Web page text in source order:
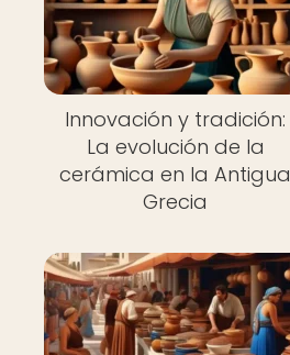
Innovación y tradición:
La evolución de la
cerámica en la Antigua
Grecia